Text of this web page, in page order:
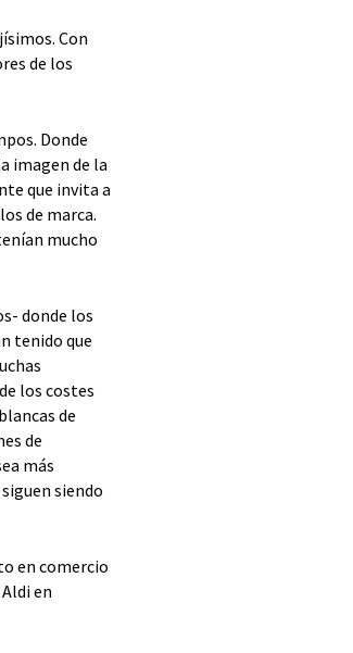
Con
de los
Donde
imagen de la
que invita a
de marca.
mucho
donde los
tenido que
los costes
de
de
más
siendo
en comercio
en